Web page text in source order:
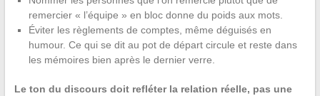
remercier « l’équipe » en bloc donne du poids aux mots.
Éviter les règlements de comptes, même déguisés en
humour. Ce qui se dit au pot de départ circule et reste dans
les mémoires bien après le dernier verre.
Le ton du discours doit refléter la relation réelle, pas une